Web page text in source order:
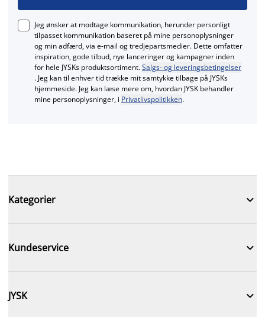
Jeg ønsker at modtage kommunikation, herunder personligt
tilpasset kommunikation baseret på mine personoplysninger
og min adfærd, via e‑mail og tredjepartsmedier. Dette omfatter
inspiration, gode tilbud, nye lanceringer og kampagner inden
for hele JYSKs produktsortiment.Salgs- og leveringsbetingelser
. Jeg kan til enhver tid trække mit samtykke tilbage på JYSKs
hjemmeside. Jeg kan læse mere om, hvordan JYSK behandler
mine personoplysninger, i Privatlivspolitikken.
Kategorier 
Kundeservice 
JYSK 